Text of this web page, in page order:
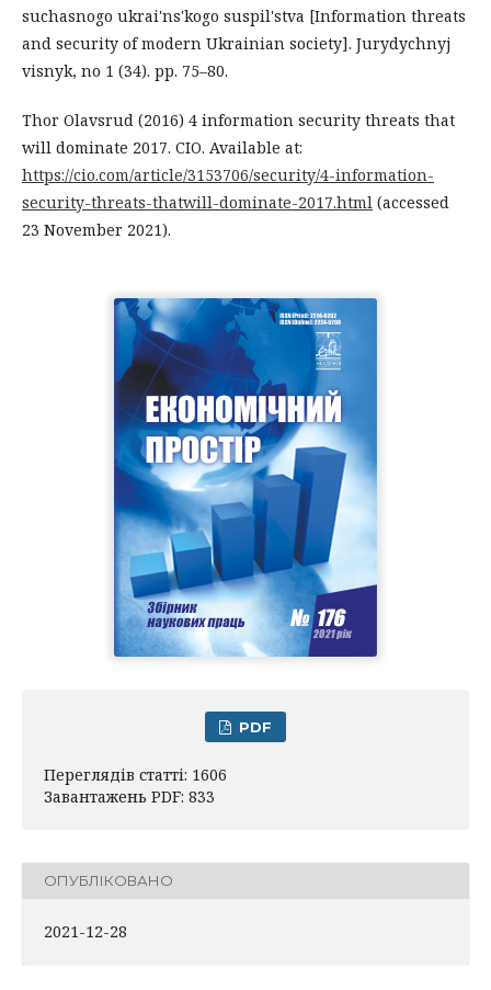
suchasnogo ukrai'ns'kogo suspil'stva [Information threats
and security of modern Ukrainian society]. Jurydychnyj
visnyk, no 1 (34). pp. 75–80.
Thor Olavsrud (2016) 4 information security threats that
will dominate 2017. CIO. Available at:
https://cio.com/article/3153706/security/4-information-
security-threats-thatwill-dominate-2017.html (accessed
23 November 2021).
PDF
Переглядів статті: 1606
Завантажень PDF: 833
ОПУБЛІКОВАНО
2021-12-28